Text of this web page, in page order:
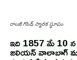
రాంజీ గొండ్ స్మారక స్థూపం
ఇది 1857 మే 10
జలియన్ వాలాబాగ్